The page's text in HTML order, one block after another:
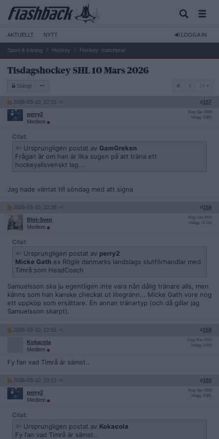
AKTUELLT NYTT LOGGA IN
Sport & träning Hockey Hockey: matchprat
Tisdagshockey SHL 10 Mars 2026
Stängt 14
2026-03-10, 22:31 #157
perry2
Medlem
Reg: Apr 2008
Inlägg: 9 881
Citat:
Ursprungligen postat av GamGreken
Frågan är om han är lika sugen på att träna ett
hockeyallsvenskt lag...
Jag hade väntat till söndag med att signa
2026-03-10, 22:38 #158
Blot-Sven
Medlem
Reg: Jan 2004
Inlägg: 15 218
Citat:
Ursprungligen postat av perry2
Micke Gath ex Rögle danmarks landslags slutförhandlar med
Timrå som HeadCoach
Samuelsson ska ju egentligen inte vara nån dålig tränare alls, men
känns som han kanske checkat ut litegrann... Micke Gath vore nog
ett uppköp som ersättare. En annan tränartyp (och då gillar jag
Samuelsson skarpt).
2026-03-10, 22:51 #159
Kokacola
Medlem
Reg: Mar 2020
Inlägg: 1 844
Fy fan vad Timrå är sämst..
2026-03-10, 23:11 #160
perry2
Medlem
Reg: Apr 2008
Inlägg: 9 881
Citat:
Ursprungligen postat av Kokacola
Fy fan vad Timrå är sämst..